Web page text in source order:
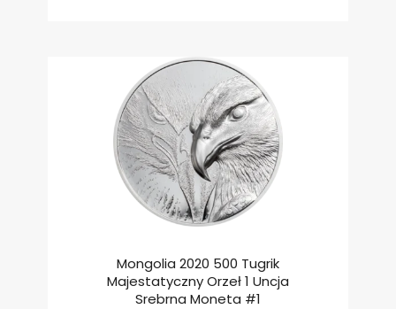
Mongolia 2020 500 Tugrik
Majestatyczny Orzeł 1 Uncja
Srebrna Moneta #1